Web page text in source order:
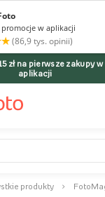
zł na pierwsze zakupy w
aplikacji
produkty